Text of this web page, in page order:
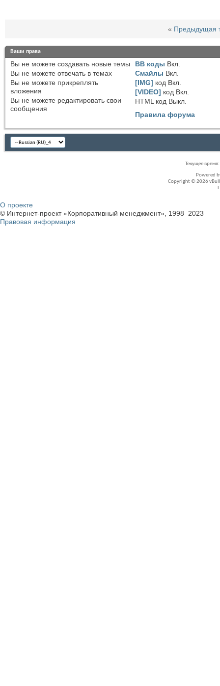
« Предыдущая
Ваши права
Вы не можете создавать новые темы
Вы не можете отвечать в темах
Вы не можете прикреплять
вложения
Вы не можете редактировать свои
сообщения
BB коды Вкл.
Смайлы Вкл.
[IMG] код Вкл.
[VIDEO] код Вкл.
HTML код Выкл.
Правила форума
Текущее время:
Powered
Copyright © 2026
О проекте
© Интернет-проект «Корпоративный менеджмент», 1998–2023
Правовая информация